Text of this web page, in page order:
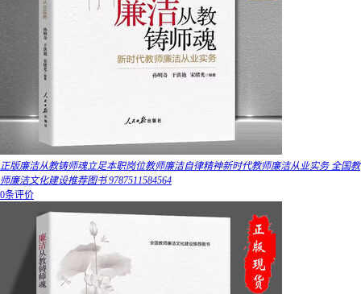
正版廉洁从教铸师魂立足本职岗位教师廉洁自律精神新时代教师廉洁从业实务 全国教
师廉洁文化建设推荐图书 9787511584564
0条评价